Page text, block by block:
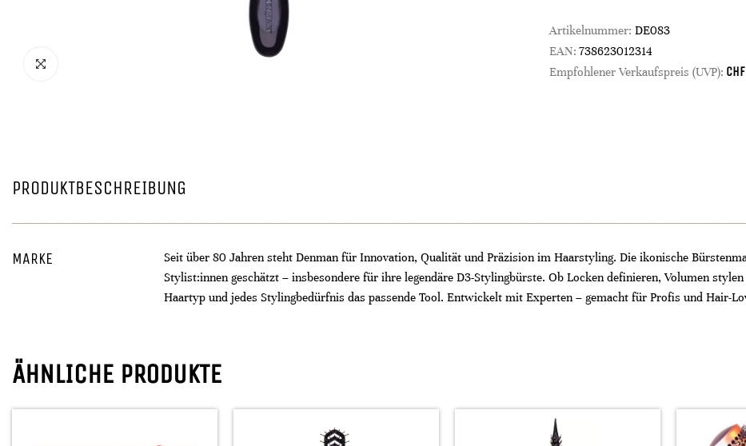
Artikelnummer: DE083
EAN: 738623012314
Empfohlener Verkaufspreis (UVP): CHF
PRODUKTBESCHREIBUNG
MARKE
Seit über 80 Jahren steht Denman für Innovation, Qualität und Präzision im Haarstyling. Die ikonische
Stylist:innen geschätzt – insbesondere für ihre legendäre D3-Stylingbürste. Ob Locken definieren, Volumen
Haartyp und jedes Stylingbedürfnis das passende Tool. Entwickelt mit Experten – gemacht für Profis und Hair-
ÄHNLICHE PRODUKTE